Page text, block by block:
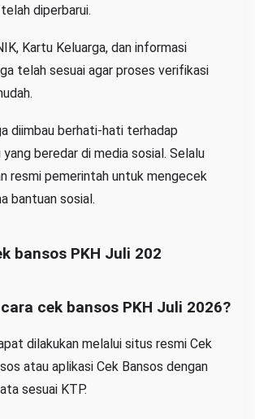
diperbarui.
Kartu Keluarga, dan informasi
telah sesuai agar proses verifikasi
diimbau berhati-hati terhadap
beredar di media sosial. Selalu
resmi pemerintah untuk mengecek
bantuan sosial.
bansos PKH Juli 202
cek bansos PKH Juli 2026?
dilakukan melalui situs resmi Cek
atau aplikasi Cek Bansos dengan
sesuai KTP.